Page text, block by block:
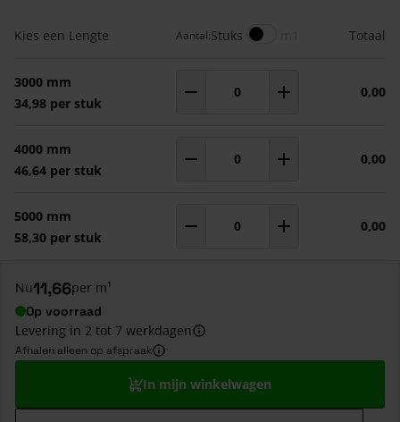
Gegroepeerde productitems
Kies een Lengte Aantal:Stuks Meters Totaal
3000 mm
34,98 per stuk
Aantal m¹ 0,00
4000 mm
46,64 per stuk
Aantal m¹ 0,00
5000 mm
58,30 per stuk
Aantal m¹ 0,00
Nu11,66per m¹
Op voorraad
Levering in 2 tot 7 werkdagen
Afhalen alleen op afspraak
In mijn winkelwagen